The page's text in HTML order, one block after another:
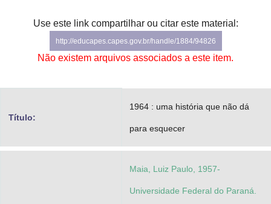
Secretaria-GeralUse este link compartilhar ou citar este material:
http://educapes.capes.gov.br/handle/1884/94826
Não existem arquivos associados a este item.
Título:
1964 : uma história que não dá
para esquecer
Maia, Luiz Paulo, 1957-
Universidade Federal do Paraná.